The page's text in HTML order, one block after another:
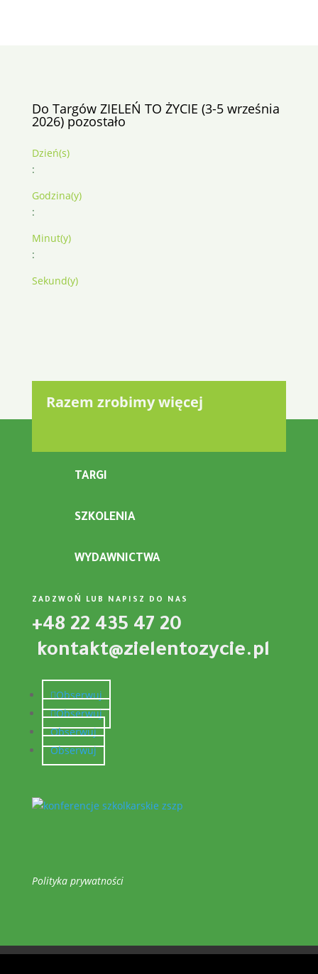
Do Targów ZIELEŃ TO ŻYCIE (3-5 września
2026) pozostało
Dzień(s)
:
Godzina(y)
:
Minut(y)
:
Sekund(y)
Razem zrobimy więcej
TARGI
SZKOLENIA
WYDAWNICTWA
ZADZWOŃ LUB NAPISZ DO NAS
+48 22 435 47 20
kontakt@zielentozycie.pl
Obserwuj
Obserwuj
Obserwuj
Obserwuj
Polityka prywatności